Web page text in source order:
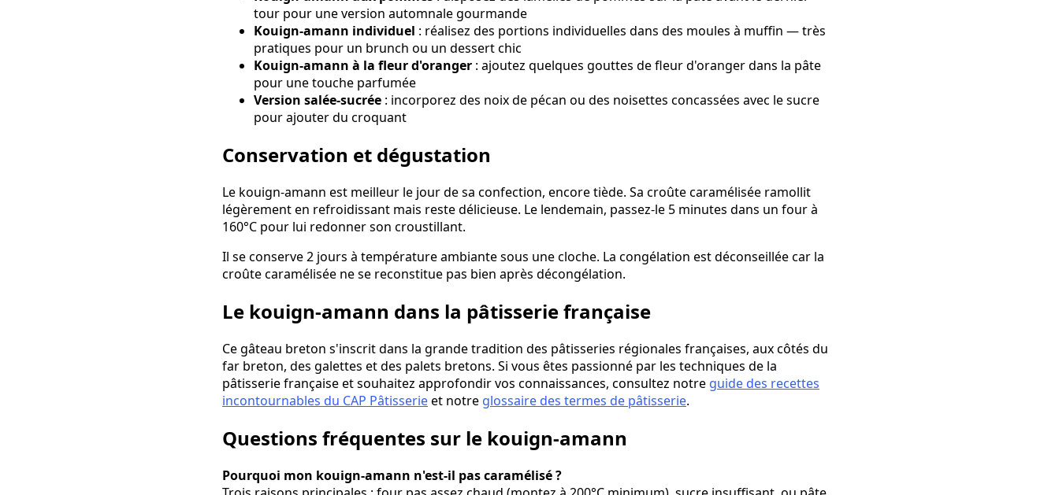
tour pour une version automnale gourmande
Kouign-amann individuel : réalisez des portions individuelles dans des moules à muffin — très
pratiques pour un brunch ou un dessert chic
Kouign-amann à la fleur d'oranger : ajoutez quelques gouttes de fleur d'oranger dans la pâte
pour une touche parfumée
Version salée-sucrée : incorporez des noix de pécan ou des noisettes concassées avec le sucre
pour ajouter du croquant
Conservation et dégustation
Le kouign-amann est meilleur le jour de sa confection, encore tiède. Sa croûte caramélisée ramollit
légèrement en refroidissant mais reste délicieuse. Le lendemain, passez-le 5 minutes dans un four à
160°C pour lui redonner son croustillant.
Il se conserve 2 jours à température ambiante sous une cloche. La congélation est déconseillée car la
croûte caramélisée ne se reconstitue pas bien après décongélation.
Le kouign-amann dans la pâtisserie française
Ce gâteau breton s'inscrit dans la grande tradition des pâtisseries régionales françaises, aux côtés du
far breton, des galettes et des palets bretons. Si vous êtes passionné par les techniques de la
pâtisserie française et souhaitez approfondir vos connaissances, consultez notre guide des recettes
incontournables du CAP Pâtisserieet notre glossaire des termes de pâtisserie.
Questions fréquentes sur le kouign-amann
Pourquoi mon kouign-amann n'est-il pas caramélisé ?